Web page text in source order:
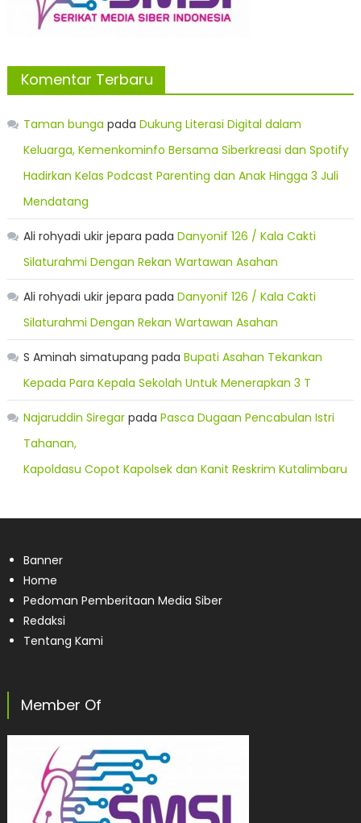
Komentar Terbaru
Taman bunga pada Dukung Literasi Digital dalam
Keluarga, Kemenkominfo Bersama Siberkreasi dan Spotify
Hadirkan Kelas Podcast Parenting dan Anak Hingga 3 Juli
Mendatang
Ali rohyadi ukir jepara pada Danyonif 126 / Kala Cakti
Silaturahmi Dengan Rekan Wartawan Asahan
Ali rohyadi ukir jepara pada Danyonif 126 / Kala Cakti
Silaturahmi Dengan Rekan Wartawan Asahan
S Aminah simatupang pada Bupati Asahan Tekankan
Kepada Para Kepala Sekolah Untuk Menerapkan 3 T
Najaruddin Siregarpada Pasca Dugaan Pencabulan Istri
Tahanan,
Kapoldasu Copot Kapolsek dan Kanit Reskrim Kutalimbaru
Banner
Home
Pedoman Pemberitaan Media Siber
Redaksi
Tentang Kami
Member Of